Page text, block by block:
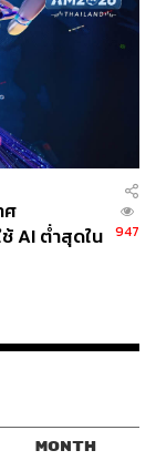
พื่ออุปโภค
การนำเข้า
เจอร์ และ
ยุทธ์ด้านราคา
งวลหรือไม่
าวถือว่าเป็น
กรรมบางส่วนยัง
และยานยนต์
ศ
AI ต่ำสุดใน
947
MONTH